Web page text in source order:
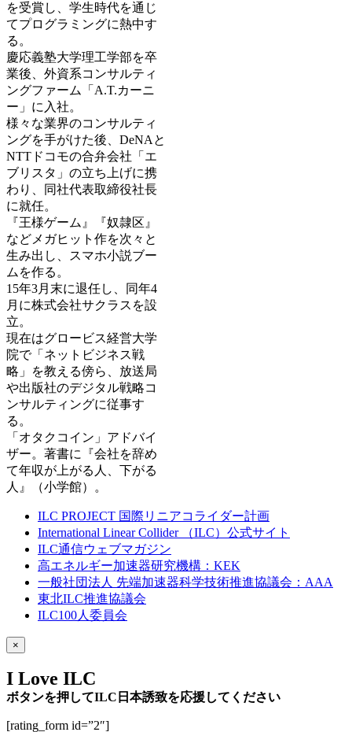
を受賞し、学生時代を通じ
てプログラミングに熱中す
る。
慶応義塾大学理工学部を卒
業後、外資系コンサルティ
ングファーム「A.T.カーニ
ー」に入社。
様々な業界のコンサルティ
ングを手がけた後、DeNAと
NTTドコモの合弁会社「エ
ブリスタ」の立ち上げに携
わり、同社代表取締役社長
に就任。
『王様ゲーム』『奴隷区』
などメガヒット作を次々と
生み出し、スマホ小説ブー
ムを作る。
15年3月末に退任し、同年4
月に株式会社サクラスを設
立。
現在はグロービス経営大学
院で「ネットビジネス戦
略」を教える傍ら、放送局
や出版社のデジタル戦略コ
ンサルティングに従事す
る。
「オタクコイン」アドバイ
ザー。著書に『会社を辞め
て年収が上がる人、下がる
人』（小学館）。
ILC PROJECT 国際リニアコライダー計画
International Linear Collider （ILC）公式サイト
ILC通信ウェブマガジン
高エネルギー加速器研究機構：KEK
一般社団法人 先端加速器科学技術推進協議会：AAA
東北ILC推進協議会
ILC100人委員会
×
I Love ILC
ボタンを押してILC日本誘致を応援してください
[rating_form id=”2″]